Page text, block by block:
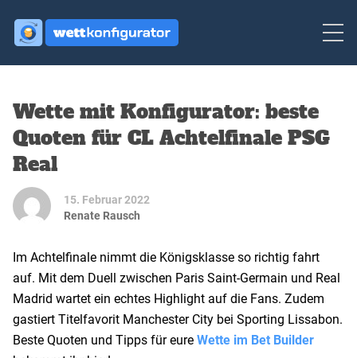
Wette mit Konfigurator: beste
Quoten für CL Achtelfinale PSG
Real
15. Februar 2022
Renate Rausch
Im Achtelfinale nimmt die Königsklasse so richtig fahrt
auf. Mit dem Duell zwischen Paris Saint-Germain und Real
Madrid wartet ein echtes Highlight auf die Fans. Zudem
gastiert Titelfavorit Manchester City bei Sporting Lissabon.
Beste Quoten und Tipps für eure Wette im Bet Builder